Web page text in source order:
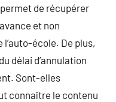
de récupérer
et non
école. De plus,
délai d’annulation
Sont-elles
connaître le contenu